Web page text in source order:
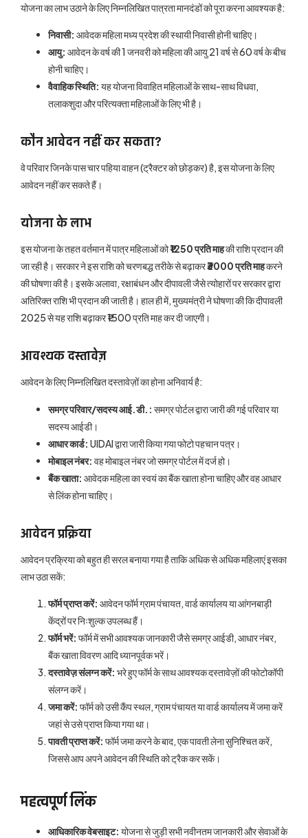
योजना का लाभ उठाने के लिए निम्नलिखित पात्रता मानदंडों को पूरा करना आवश्यक है:
निवासी: आवेदक महिला मध्य प्रदेश की स्थायी निवासी होनी चाहिए।
आयु: आवेदन के वर्ष की 1 जनवरी को महिला की आयु 21 वर्ष से 60 वर्ष के बीच
होनी चाहिए।
वैवाहिक स्थिति: यह योजना विवाहित महिलाओं के साथ-साथ विधवा,
तलाकशुदा और परित्यक्ता महिलाओं के लिए भी है।
कौन आवेदन नहीं कर सकता?
वे परिवार जिनके पास चार पहिया वाहन (ट्रैक्टर को छोड़कर) है, इस योजना के लिए
आवेदन नहीं कर सकते हैं।
योजना के लाभ
इस योजना के तहत वर्तमान में पात्र महिलाओं को₹1250 प्रति माहकी राशि प्रदान की
जा रही है। सरकार ने इस राशि को चरणबद्ध तरीके से बढ़ाकर₹3000 प्रति माहकरने
की घोषणा की है। इसके अलावा, रक्षाबंधन और दीपावली जैसे त्योहारों पर सरकार द्वारा
अतिरिक्त राशि भी प्रदान की जाती है। हाल ही में, मुख्यमंत्री ने घोषणा की कि दीपावली
2025 से यह राशि बढ़ाकर ₹1500 प्रति माह कर दी जाएगी।
आवश्यक दस्तावेज़
आवेदन के लिए निम्नलिखित दस्तावेज़ों का होना अनिवार्य है:
समग्र परिवार/सदस्य आई.डी.: समग्र पोर्टल द्वारा जारी की गई परिवार या
सदस्य आईडी।
आधार कार्ड: UIDAI द्वारा जारी किया गया फोटो पहचान पत्र।
मोबाइल नंबर: वह मोबाइल नंबर जो समग्र पोर्टल में दर्ज हो।
बैंक खाता: आवेदक महिला का स्वयं का बैंक खाता होना चाहिए और वह आधार
से लिंक होना चाहिए।
आवेदन प्रक्रिया
आवेदन प्रक्रिया को बहुत ही सरल बनाया गया है ताकि अधिक से अधिक महिलाएं इसका
लाभ उठा सकें:
फॉर्म प्राप्त करें: आवेदन फॉर्म ग्राम पंचायत, वार्ड कार्यालय या आंगनबाड़ी
केंद्रों पर निःशुल्क उपलब्ध हैं।
फॉर्म भरें: फॉर्म में सभी आवश्यक जानकारी जैसे समग्र आईडी, आधार नंबर,
बैंक खाता विवरण आदि ध्यानपूर्वक भरें।
दस्तावेज़ संलग्न करें: भरे हुए फॉर्म के साथ आवश्यक दस्तावेज़ों की फोटोकॉपी
संलग्न करें।
जमा करें: फॉर्म को उसी कैंप स्थल, ग्राम पंचायत या वार्ड कार्यालय में जमा करें
जहां से उसे प्राप्त किया गया था।
पावती प्राप्त करें: फॉर्म जमा करने के बाद, एक पावती लेना सुनिश्चित करें,
जिससे आप अपने आवेदन की स्थिति को ट्रैक कर सकें।
महत्वपूर्ण लिंक
आधिकारिक वेबसाइट: योजना से जुड़ी सभी नवीनतम जानकारी और सेवाओं के